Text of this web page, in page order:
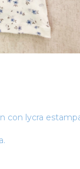
con lycra